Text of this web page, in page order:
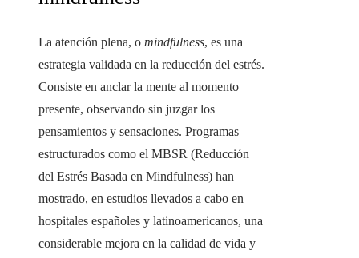
La atención plena, o mindfulness, es una
estrategia validada en la reducción del estrés.
Consiste en anclar la mente al momento
presente, observando sin juzgar los
pensamientos y sensaciones. Programas
estructurados como el MBSR (Reducción
del Estrés Basada en Mindfulness) han
mostrado, en estudios llevados a cabo en
hospitales españoles y latinoamericanos, una
considerable mejora en la calidad de vida y